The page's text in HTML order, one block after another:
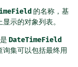
的名称，基
示的对象列表。
是DateTimeField
询集可以包括最终用